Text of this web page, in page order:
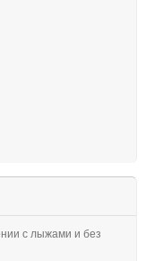
с лыжами и без